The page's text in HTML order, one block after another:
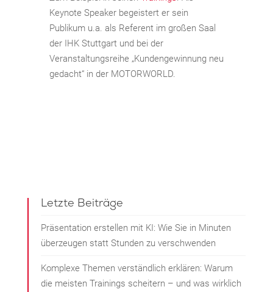
Keynote Speaker begeistert er sein
Publikum u.a. als Referent im großen Saal
der IHK Stuttgart und bei der
Veranstaltungsreihe „Kundengewinnung neu
gedacht“ in der MOTORWORLD.
Letzte Beiträge
Präsentation erstellen mit KI: Wie Sie in Minuten
überzeugen statt Stunden zu verschwenden
Komplexe Themen verständlich erklären: Warum
die meisten Trainings scheitern – und was wirklich